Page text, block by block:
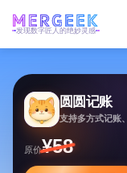
发现数字匠人的绝妙灵感
圆圆记账
原价¥58